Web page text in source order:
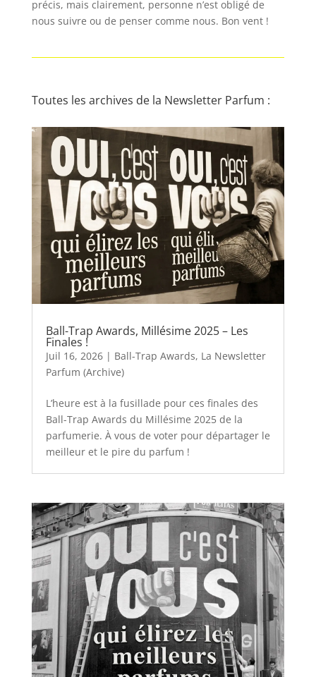
précis, mais clairement, personne n’est obligé de
nous suivre ou de penser comme nous. Bon vent !
Toutes les archives de la Newsletter Parfum :
Ball-Trap Awards, Millésime 2025 – Les
Finales !
Juil 16, 2026| Ball-Trap Awards, La Newsletter
Parfum (Archive)
L’heure est à la fusillade pour ces finales des
Ball-Trap Awards du Millésime 2025 de la
parfumerie. À vous de voter pour départager le
meilleur et le pire du parfum !